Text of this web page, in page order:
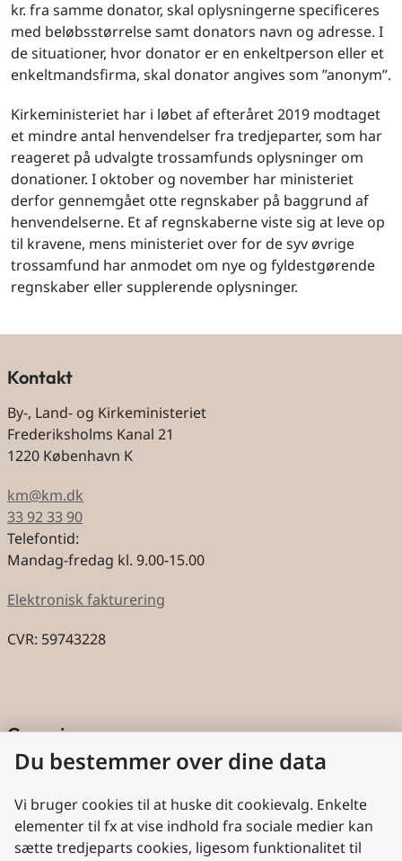
kr. fra samme donator, skal oplysningerne specificeres
med beløbsstørrelse samt donators navn og adresse. I
de situationer, hvor donator er en enkeltperson eller et
enkeltmandsfirma, skal donator angives som ”anonym”.
Kirkeministeriet har i løbet af efteråret 2019 modtaget
et mindre antal henvendelser fra tredjeparter, som har
reageret på udvalgte trossamfunds oplysninger om
donationer. I oktober og november har ministeriet
derfor gennemgået otte regnskaber på baggrund af
henvendelserne. Et af regnskaberne viste sig at leve op
til kravene, mens ministeriet over for de syv øvrige
trossamfund har anmodet om nye og fyldestgørende
regnskaber eller supplerende oplysninger.
Kontakt
By-, Land- og Kirkeministeriet
Frederiksholms Kanal 21
1220 København K
km@km.dk
33 92 33 90
Telefontid:
Mandag-fredag kl. 9.00-15.00
Elektronisk fakturering
CVR: 59743228
Genveje
Cookies
Aktindsigt
Persondatabeskyttelse
Du bestemmer over dine data
Vi bruger cookies til at huske dit cookievalg. Enkelte
elementer til fx at vise indhold fra sociale medier kan
sætte tredjeparts cookies, ligesom funktionalitet til